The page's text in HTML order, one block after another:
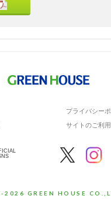
プライバシー
サイトのご利
GREEN HOUSE